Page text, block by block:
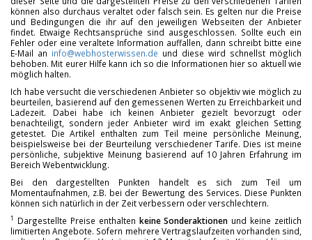
können also durchaus veraltet oder falsch sein. Es gelten nur die Preise
und Bedingungen die ihr auf den jeweiligen Webseiten der Anbieter
findet. Etwaige Rechtsansprüche sind ausgeschlossen. Sollte euch ein
Fehler oder eine veraltete Information auffallen, dann schreibt bitte eine
E-Mail an info@webhosterwissen.de und diese wird schnellst möglich
behoben. Mit eurer Hilfe kann ich so die Informationen hier so aktuell wie
möglich halten.
Ich habe versucht die verschiedenen Anbieter so objektiv wie möglich zu
beurteilen, basierend auf den gemessenen Werten zu Erreichbarkeit und
Ladezeit. Dabei habe ich keinen Anbieter gezielt bevorzugt oder
benachteiligt, sondern jeder Anbieter wird im exakt gleichen Setting
getestet. Die Artikel enthalten zum Teil meine persönliche Meinung,
beispielsweise bei der Beurteilung verschiedener Tarife. Dies ist meine
persönliche, subjektive Meinung basierend auf 10 Jahren Erfahrung im
Bereich Webentwicklung.
Bei den dargestellten Punkten handelt es sich zum Teil um
Momentaufnahmen, z.B. bei der Bewertung des Services. Diese Punkten
können sich natürlich in der Zeit verbessern oder verschlechtern.
1 Dargestellte Preise enthalten keine Sonderaktionen und keine zeitlich
limitierten Angebote. Sofern mehrere Vertragslaufzeiten vorhanden sind,